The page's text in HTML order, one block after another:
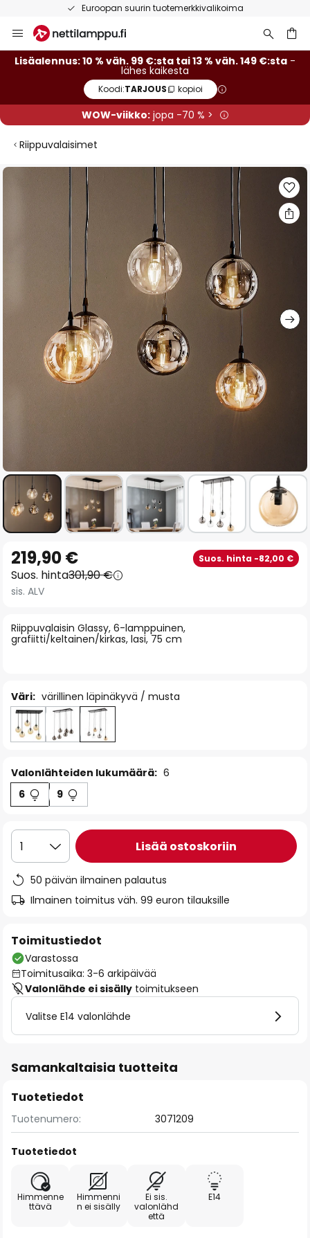
Euroopan suurin tuotemerkkivalikoima
to
Content
Lisäalennus: 10 % väh. 99 €:sta tai 13 % väh. 149 €:sta -
lähes kaikesta
Koodi:TARJOUS kopioi
WOW-viikko:jopa -70 % >
Riippuvalaisimet
Skip
to
the
beginning
the
images
Riippuvalaisin Glassy, 6-lamppuinen,
grafiitti/keltainen/kirkas, lasi, 75 cm
219,90 € Suos. hinta -82,00 €
Suos. hinta301,90 €
sis. ALV
Väri: värillinen läpinäkyvä / musta
Valonlähteiden lukumäärä: 6
6
9
1 Lisää ostoskoriin
50 päivän ilmainen palautus
Ilmainen toimitus väh. 99 euron tilauksille
Toimitustiedot
Varastossa
Toimitusaika: 3-6 arkipäivää
Valonlähde ei sisälly toimitukseen
Valitse E14 valonlähde
Samankaltaisia tuotteita
Tuotetiedot
Tuotenumero: 3071209
Tuotetiedot
Himmenne
ttävä
Himmenni
n ei sisälly
Ei sis.
valonlähd
että
E14